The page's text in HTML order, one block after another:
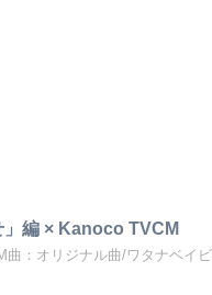
」編 × Kanoco TVCM
：オリジナル曲/ワタナベイビ